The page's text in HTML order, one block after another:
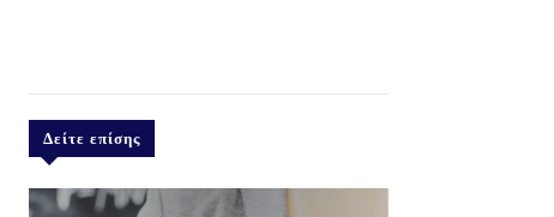
Δείτε επίσης